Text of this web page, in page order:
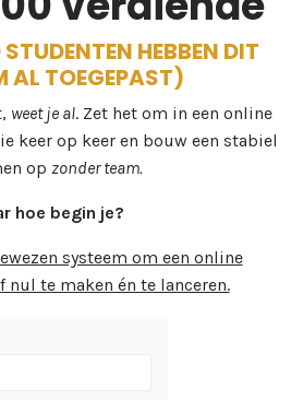
HEBBEN DIT
AL TOEGEPAST)
weet je al. Zet het om in een online
keer op keer en bouw een stabiel
op zonder team.
hoe begin je?
systeem om een online
nul te maken én te lanceren.